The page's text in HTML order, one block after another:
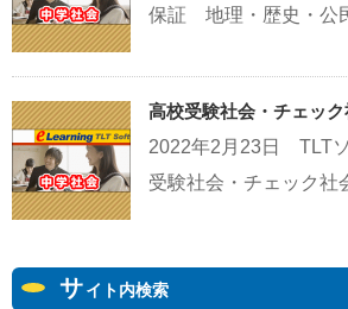
保証 地理・歴史・公
高校受験社会・チェッ
2022年2月23日 TLT
受験社会・チェック社
サイト内検索